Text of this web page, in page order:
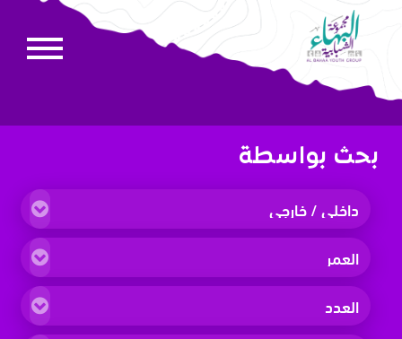
بحث بواسطة